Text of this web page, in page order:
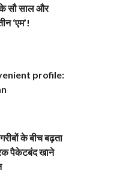
के सौ साल और
‘एम’!
profile:
के बीच बढ़ता
पैकेटबंद खाने